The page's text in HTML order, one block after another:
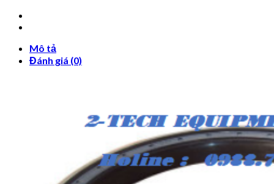
Mô tả
Đánh giá (0)